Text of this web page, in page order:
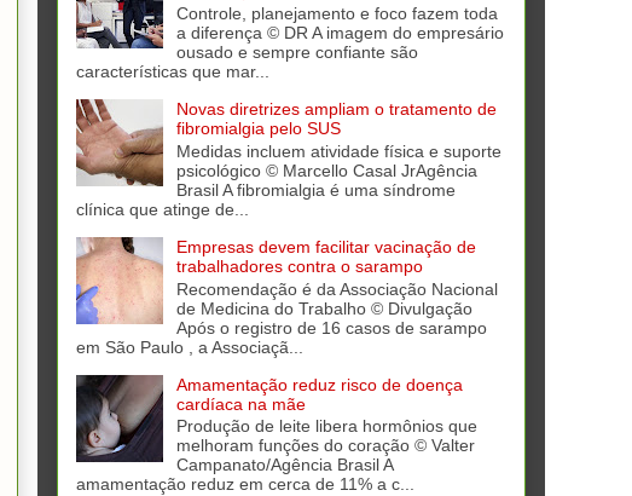
Controle, planejamento e foco fazem toda
a diferença © DR A imagem do empresário
ousado e sempre confiante são
características que mar...
Novas diretrizes ampliam o tratamento de
fibromialgia pelo SUS
Medidas incluem atividade física e suporte
psicológico © Marcello Casal JrAgência
Brasil A fibromialgia é uma síndrome
clínica que atinge de...
Empresas devem facilitar vacinação de
trabalhadores contra o sarampo
Recomendação é da Associação Nacional
de Medicina do Trabalho © Divulgação
Após o registro de 16 casos de sarampo
em São Paulo , a Associaçã...
Amamentação reduz risco de doença
cardíaca na mãe
Produção de leite libera hormônios que
melhoram funções do coração © Valter
Campanato/Agência Brasil A
amamentação reduz em cerca de 11% a c...